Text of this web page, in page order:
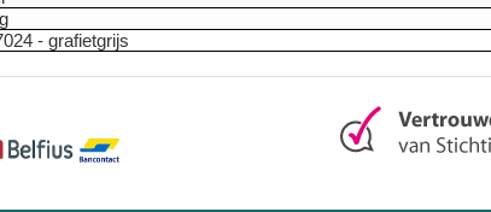
- grafietgrijs